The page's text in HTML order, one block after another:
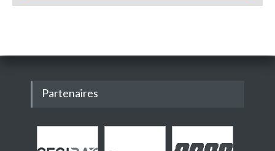
Partenaires